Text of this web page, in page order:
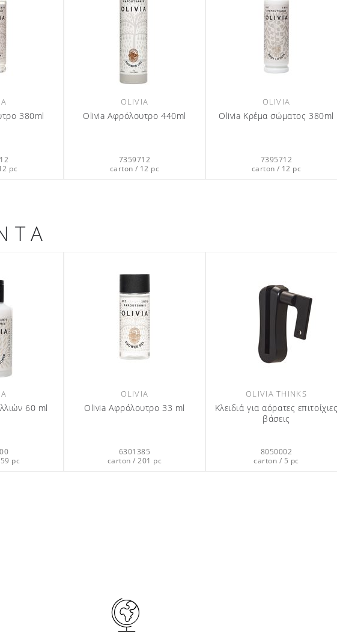
380ml
pc
OLIVIA
Olivia Αφρόλουτρο 440ml
7359712
carton / 12 pc
OLIVIA
Olivia Κρέμα σώματος 380ml
7395712
carton / 12 pc
Φιάλη
9 pc
DISPENSERS & REFILLS
Μαγνητική Βάση Διπλή Μαύρη
0612401
carton / 2 pc